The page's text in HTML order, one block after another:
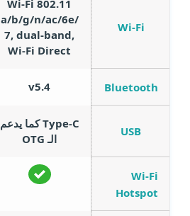
Wi-Fi
Wi-Fi 802.11
a/b/g/n/ac/6e/
7, dual-band,
Wi-Fi Direct
Bluetooth
v5.4
USB
Type-C كما يدعم
الـ OTG
Wi-Fi
Hotspot